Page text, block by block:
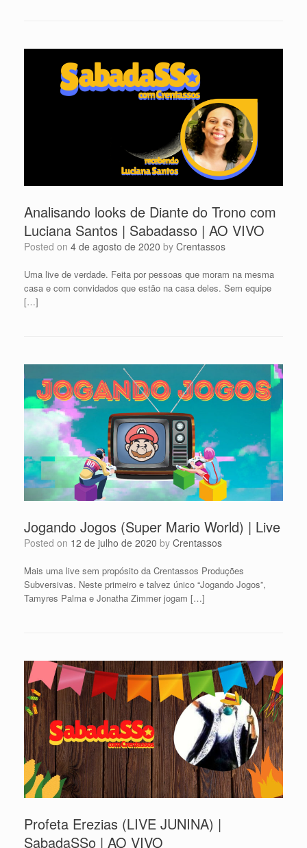
Analisando looks de Diante do Trono com
Luciana Santos | Sabadasso | AO VIVO
Posted on 4 de agosto de 2020 by Crentassos
Uma live de verdade. Feita por pessoas que moram na mesma
casa e com convidados que estão na casa deles. Sem equipe
[…]
Jogando Jogos (Super Mario World) | Live
Posted on 12 de julho de 2020 by Crentassos
Mais uma live sem propósito da Crentassos Produções
Subversivas. Neste primeiro e talvez único “Jogando Jogos”,
Tamyres Palma e Jonatha Zimmer jogam […]
Profeta Erezias (LIVE JUNINA) |
SabadaSSo | AO VIVO